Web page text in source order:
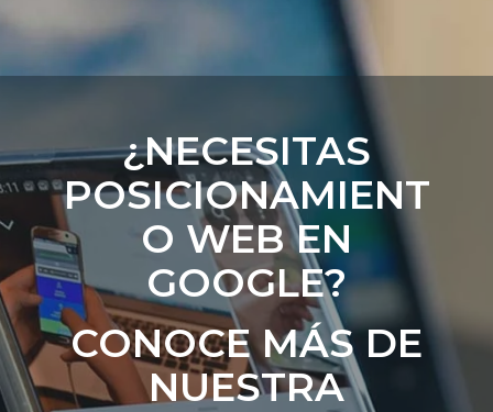
¿NECESITAS
POSICIONAMIENT
O WEB EN
GOOGLE?
CONOCE MÁS DE
NUESTRA